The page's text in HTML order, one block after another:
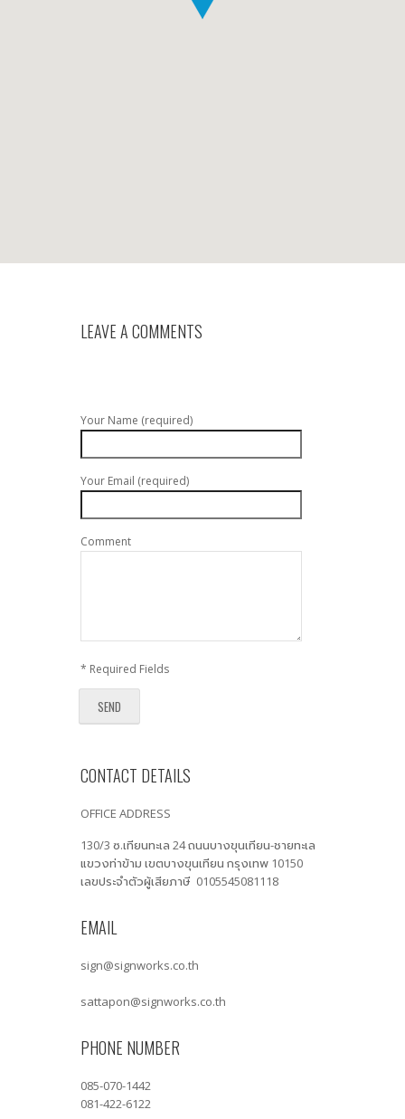
LEAVE A COMMENTS
Your Name (required)
Your Email (required)
Comment
* Required Fields
CONTACT DETAILS
OFFICE ADDRESS
130/3 ซ.เทียนทะเล 24 ถนนบางขุนเทียน-ชายทะเล
แขวงท่าข้าม เขตบางขุนเทียน กรุงเทพ 10150
เลขประจำตัวผู้เสียภาษี 0105545081118
EMAIL
sign@signworks.co.th
sattapon@signworks.co.th
PHONE NUMBER
085-070-1442
081-422-6122